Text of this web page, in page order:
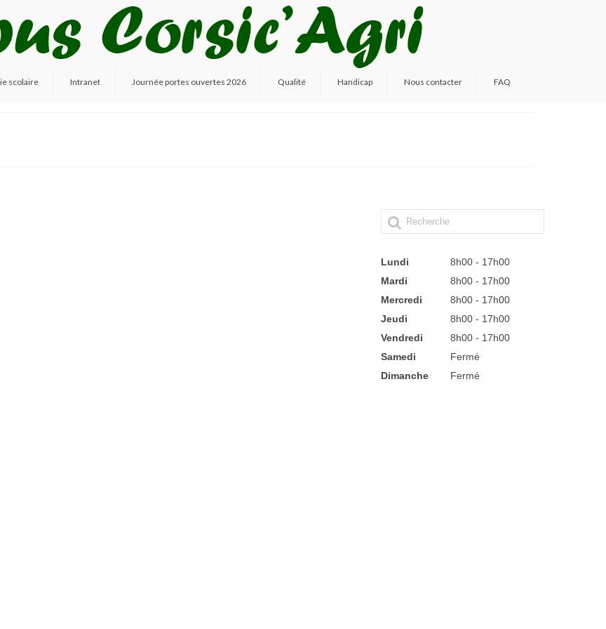
scolaire Intranet Journée portes ouvertes 2026 Qualité Handicap Nous contacter FAQ
Lundi
8h00 - 17h00
Mardi
8h00 - 17h00
Mercredi
8h00 - 17h00
Jeudi
8h00 - 17h00
Vendredi
8h00 - 17h00
Samedi
Fermé
Dimanche
Fermé